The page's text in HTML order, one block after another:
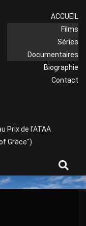
ACCUEIL
Films
Séries
Documentaires
Biographie
Contact
Prix de l'ATAA
Grace")